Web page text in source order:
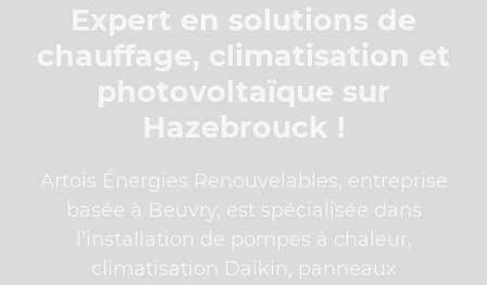
Expert en solutions de
chauffage, climatisation et
photovoltaïque sur
Hazebrouck !
Artois Énergies Renouvelables, entreprise
basée à Beuvry, est spécialisée dans
l’installation de pompes à chaleur,
climatisation Daikin, panneaux